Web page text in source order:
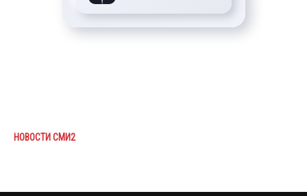
НОВОСТИ СМИ2